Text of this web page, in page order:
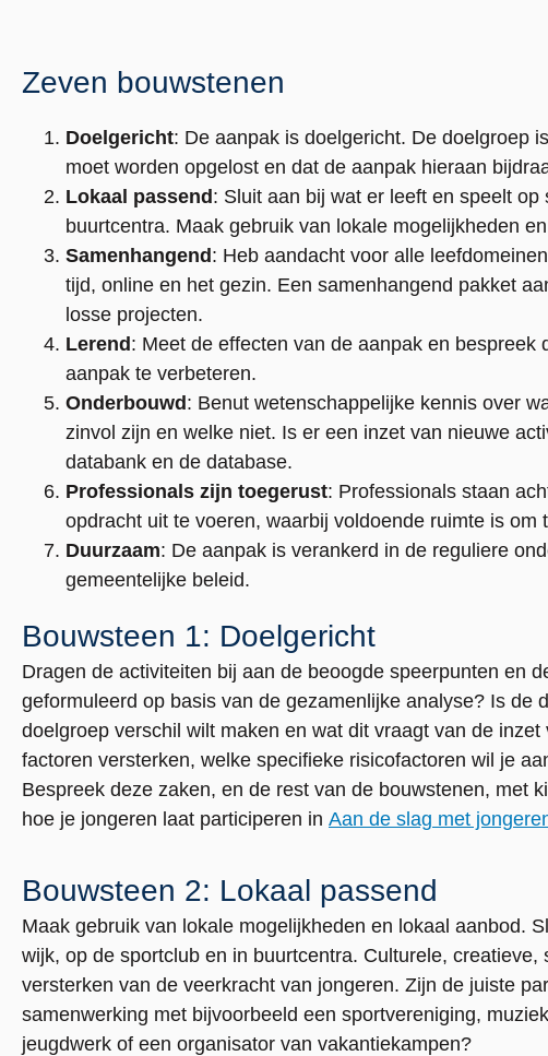
Zeven bouwstenen
Doelgericht: De aanpak is doelgericht. De doelgroep
moet worden opgelost en dat de aanpak hieraan
Lokaal passend : Sluit aan bij wat er leeft en speelt
buurtcentra. Maak gebruik van lokale mogelijkheden
Samenhangend : Heb aandacht voor alle
tijd, online en het gezin. Een samenhangend pakket
losse projecten.
Lerend : Meet de effecten van de aanpak en
aanpak te verbeteren.
Onderbouwd : Benut wetenschappelijke kennis over
zinvol zijn en welke niet. Is er een inzet van nieuwe
databank en de database.
Professionals zijn toegerust: Professionals staan
opdracht uit te voeren, waarbij voldoende ruimte is om
Duurzaam: De aanpak is verankerd in de reguliere
gemeentelijke beleid.
Bouwsteen 1: Doelgericht
Dragen de activiteiten bij aan de beoogde speerpunten en
geformuleerd op basis van de gezamenlijke analyse? Is de
doelgroep verschil wilt maken en wat dit vraagt van de
factoren versterken, welke specifieke risicofactoren wil je
Bespreek deze zaken, en de rest van de bouwstenen, met
hoe je jongeren laat participeren in Aan de slag met
Bouwsteen 2: Lokaal passend
Maak gebruik van lokale mogelijkheden en lokaal aanbod.
wijk, op de sportclub en in buurtcentra. Culturele,
versterken van de veerkracht van jongeren. Zijn de juiste
samenwerking met bijvoorbeeld een sportvereniging,
jeugdwerk of een organisator van vakantiekampen?